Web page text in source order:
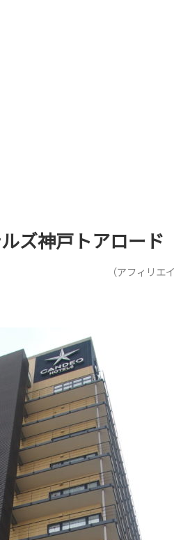
ズ神戸トアロード
（アフィリエ